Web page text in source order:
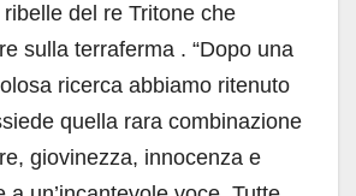
ribelle del re Tritone che
sulla terraferma . “Dopo una
ricerca abbiamo ritenuto
quella rara combinazione
giovinezza, innocenza e